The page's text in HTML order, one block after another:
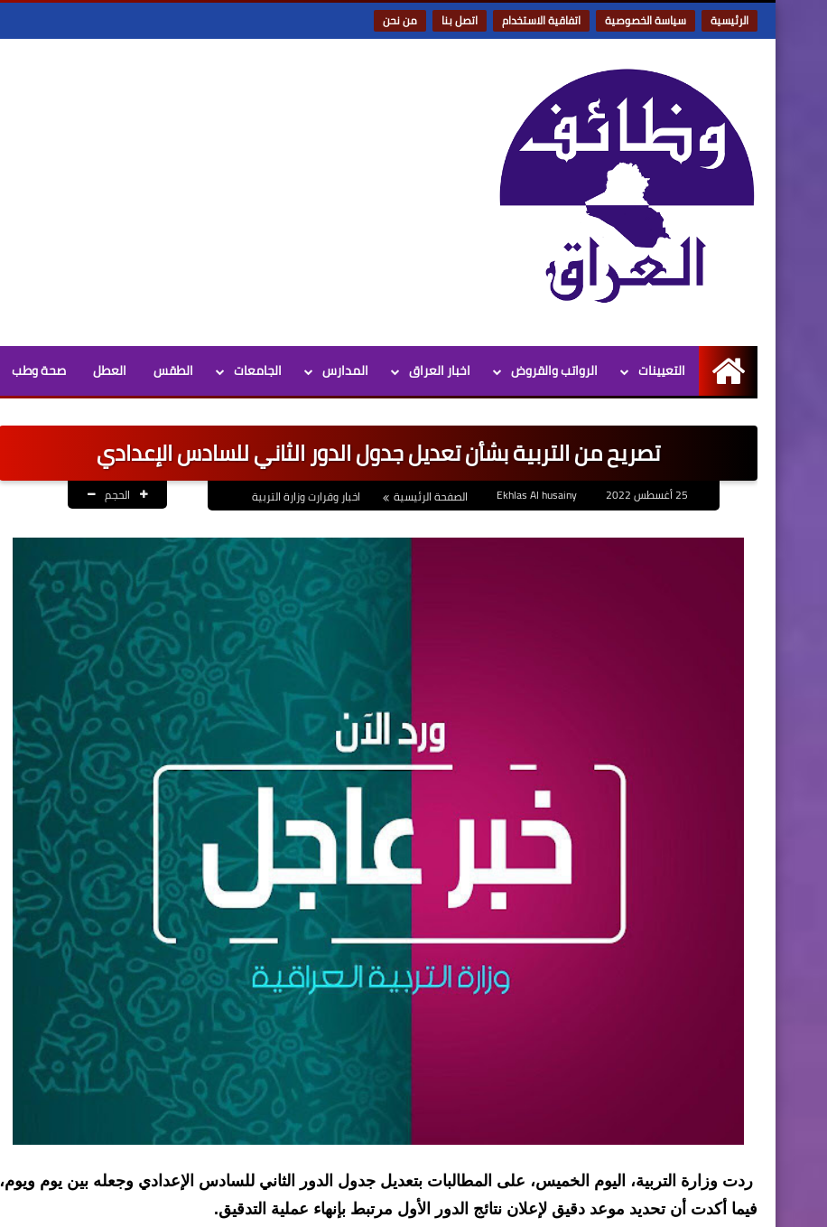
الرئيسية سياسة الخصوصية اتفاقية الاستخدام اتصل بنا من نحن
الرئيسية
التعيينات الرواتب والقروض اخبار العراق المدارس الجامعات الطقس العطل صحة وطب
تصريح من التربية بشأن تعديل جدول الدور الثاني للسادس الإعدادي
Ekhlas Al husainy الصفحة الرئيسية اخبار وقرارت وزارة التربية الحجم
ردت وزارة التربية، اليوم الخميس، على المطالبات بتعديل جدول الدور الثاني للسادس الإعدادي وجعله بين يوم ويوم،
فيما أكدت أن تحديد موعد دقيق لإعلان نتائج الدور الأول مرتبط بإنهاء عملية التدقيق.